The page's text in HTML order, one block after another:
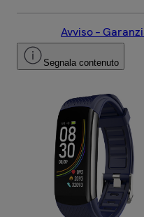
Avviso –
Segnala contenuto